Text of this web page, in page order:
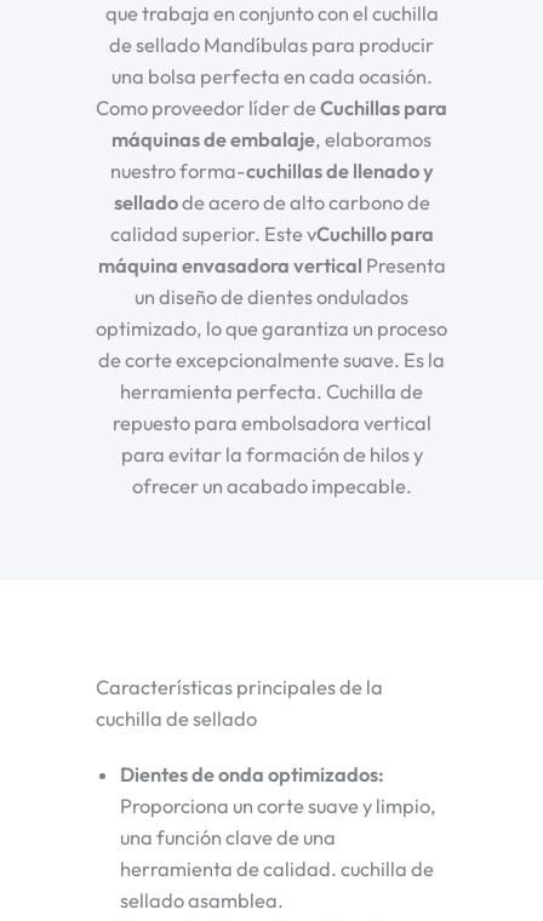
que trabaja en conjunto con el cuchilla
de sellado Mandíbulas para producir
una bolsa perfecta en cada ocasión.
Como proveedor líder deCuchillas para
máquinas de embalaje, elaboramos
nuestroforma-cuchillas de llenado y
selladode acero de alto carbono de
calidad superior. EstevCuchillo para
máquina envasadora vertical Presenta
un diseño de dientes ondulados
optimizado, lo que garantiza un proceso
de corte excepcionalmente suave. Es la
herramienta perfecta. Cuchilla de
repuesto para embolsadora vertical
para evitar la formación de hilos y
ofrecer un acabado impecable.
Características principales de la
cuchilla de sellado
Dientes de onda optimizados:
Proporciona un corte suave y limpio,
una función clave de una
herramienta de calidad. cuchilla de
selladoasamblea.